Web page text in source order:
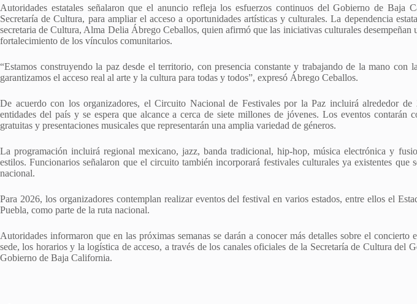
Autoridades estatales señalaron que el anuncio refleja los esfuerzos continuos del Gobierno de Baja
Secretaría de Cultura, para ampliar el acceso a oportunidades artísticas y culturales. La dependencia
secretaria de Cultura, Alma Delia Ábrego Ceballos, quien afirmó que las iniciativas culturales desempeñan
fortalecimiento de los vínculos comunitarios.
“Estamos construyendo la paz desde el territorio, con presencia constante y trabajando de la mano con
garantizamos el acceso real al arte y la cultura para todas y todos”, expresó Ábrego Ceballos.
De acuerdo con los organizadores, el Circuito Nacional de Festivales por la Paz incluirá alrededor de
entidades del país y se espera que alcance a cerca de siete millones de jóvenes. Los eventos contarán
gratuitas y presentaciones musicales que representarán una amplia variedad de géneros.
La programación incluirá regional mexicano, jazz, banda tradicional, hip-hop, música electrónica y
estilos. Funcionarios señalaron que el circuito también incorporará festivales culturales ya existentes que
nacional.
Para 2026, los organizadores contemplan realizar eventos del festival en varios estados, entre ellos el
Puebla, como parte de la ruta nacional.
Autoridades informaron que en las próximas semanas se darán a conocer más detalles sobre el concierto
sede, los horarios y la logística de acceso, a través de los canales oficiales de la Secretaría de Cultura del
Gobierno de Baja California.